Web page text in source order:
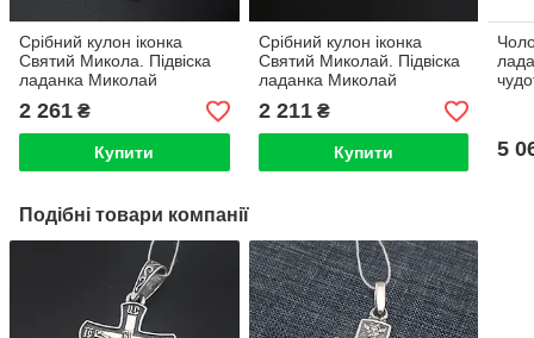
Срібний кулон іконка
Святий Микола. Підвіска
ладанка Миколай
Чудотворець срібло 925
2 261 ₴
Купити
Срібний кулон іконка
Святий Миколай. Підвіска
ладанка Миколай
Чудотворець срібло 925
2 211₴
Купити 5
Подібні товари компанії